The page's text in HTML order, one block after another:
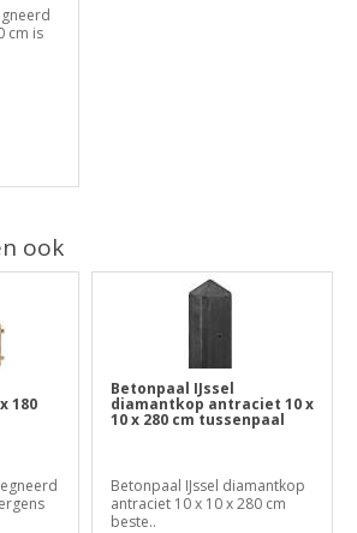
cm is
ook
180
Betonpaal IJssel
diamantkop antraciet 10 x
10 x 280 cm tussenpaal
Betonpaal IJssel diamantkop
antraciet 10 x 10 x 280 cm
beste..